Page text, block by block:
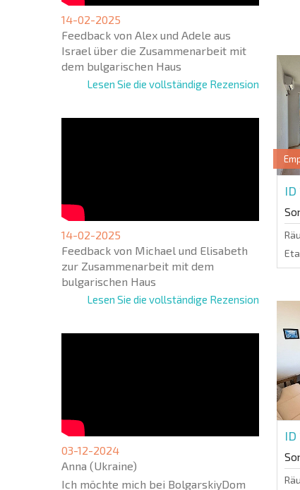
14-02-2025
Feedback von Alex und Adele aus
Israel über die Zusammenarbeit mit
dem bulgarischen Haus
Lesen Sie die vollständige Rezension
14-02-2025
Feedback von Michael und Elisabeth
zur Zusammenarbeit mit dem
bulgarischen Haus
Lesen Sie die vollständige Rezension
03-12-2024
Anna (Ukraine)
Ich möchte mich bei BolgarskiyDom
*